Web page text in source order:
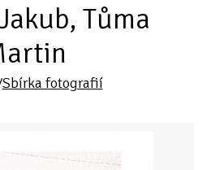
Tůma
Sbírka fotografií